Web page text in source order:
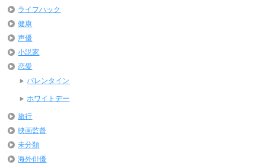
ライフハック
健康
声優
小説家
恋愛
バレンタイン
ホワイトデー
旅行
映画監督
未分類
海外俳優